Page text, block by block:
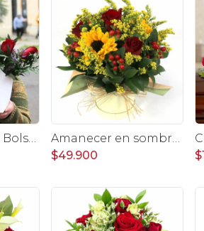
Calas y rosas en Bolsa - arreglo calas y rosas rojo
Amanecer en sombrerero - Arreglo floral de girasoles, rosas rojo, e hypericum
$49.900